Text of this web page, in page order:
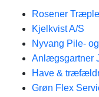
Rosener
Kjelkvist A/S
Nyvang Pile-
Anlægsgartner
Have &
Grøn Flex